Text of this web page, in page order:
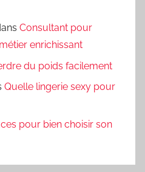
Consultant pour
enrichissant
du poids facilement
Quelle lingerie sexy pour
pour bien choisir son